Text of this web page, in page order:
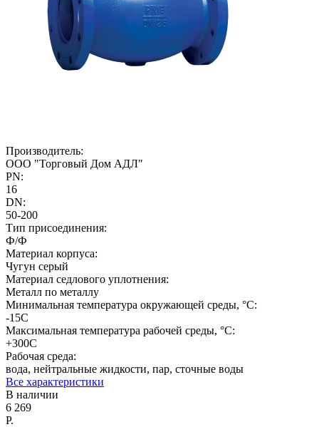
Производитель:
ООО "Торговый Дом АДЛ"
PN:
16
DN:
50-200
Тип присоединения:
Ф/Ф
Материал корпуса:
Чугун серый
Материал седлового уплотнения:
Металл по металлу
Минимальная температура окружающей среды, °C:
-15С
Максимальная температура рабочей среды, °C:
+300С
Рабочая среда:
вода, нейтральные жидкости, пар, сточные воды
Все характеристики
В наличии
6 269
Р.